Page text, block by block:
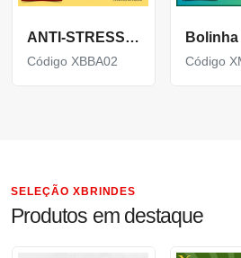
ANTI-STRESS DE VINIL EM FORMATO DE AVIÃO XBBA02
Código XBBA02 Código
SELEÇÃO XBRINDES
Produtos em destaque